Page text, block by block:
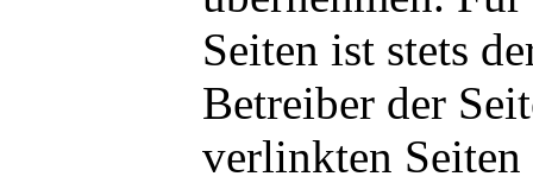
Seiten ist stets
Betreiber der
verlinkten